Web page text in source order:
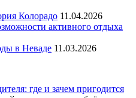
Колорадо 11.04.2026
активного отдыха
в Неваде 11.03.2026
где и зачем пригодится